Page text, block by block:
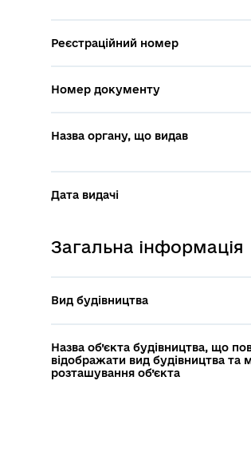
Реєстраційний номер
Номер документу
Назва органу, що видав
Дата видачі
Загальна інформація
Вид будівництва
Назва об’єкта будівництва, що
відображати вид будівництва та
розташування об’єкта